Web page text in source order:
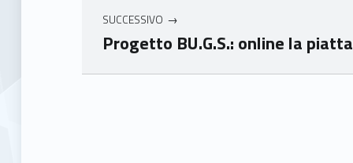
SUCCESSIVO
Progetto BU.G.S.: online la
Skip back to main navigation